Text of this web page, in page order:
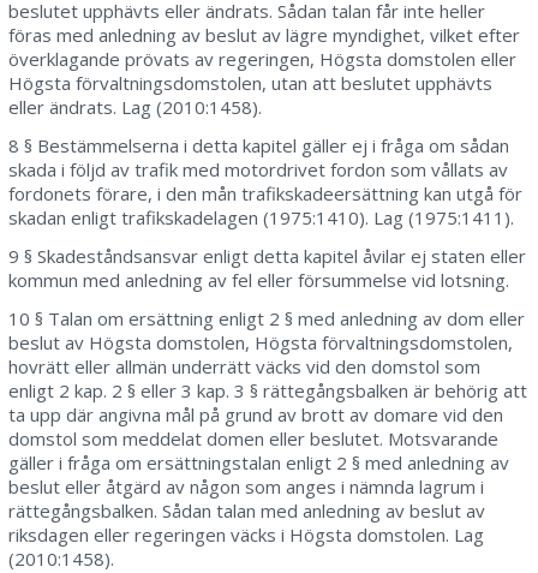
beslutet upphävts eller ändrats. Sådan talan får inte heller
föras med anledning av beslut av lägre myndighet, vilket efter
överklagande prövats av regeringen, Högsta domstolen eller
Högsta förvaltningsdomstolen, utan att beslutet upphävts
eller ändrats. Lag (2010:1458).
8 § Bestämmelserna i detta kapitel gäller ej i fråga om sådan
skada i följd av trafik med motordrivet fordon som vållats av
fordonets förare, i den mån trafikskadeersättning kan utgå för
skadan enligt trafikskadelagen (1975:1410). Lag (1975:1411).
9 § Skadeståndsansvar enligt detta kapitel åvilar ej staten eller
kommun med anledning av fel eller försummelse vid lotsning.
10 § Talan om ersättning enligt 2 § med anledning av dom eller
beslut av Högsta domstolen, Högsta förvaltningsdomstolen,
hovrätt eller allmän underrätt väcks vid den domstol som
enligt 2 kap. 2 § eller 3 kap. 3 § rättegångsbalken är behörig att
ta upp där angivna mål på grund av brott av domare vid den
domstol som meddelat domen eller beslutet. Motsvarande
gäller i fråga om ersättningstalan enligt 2 § med anledning av
beslut eller åtgärd av någon som anges i nämnda lagrum i
rättegångsbalken. Sådan talan med anledning av beslut av
riksdagen eller regeringen väcks i Högsta domstolen. Lag
(2010:1458).